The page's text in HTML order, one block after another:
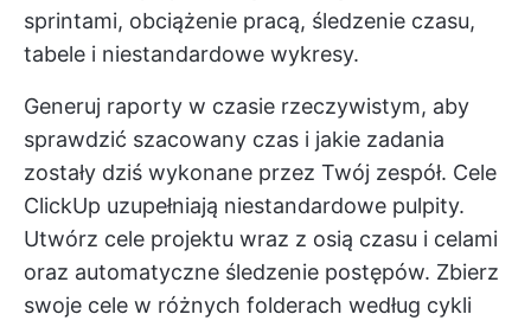
sprintami, obciążenie pracą, śledzenie czasu,
tabele i niestandardowe wykresy.
Generuj raporty w czasie rzeczywistym, aby
sprawdzić szacowany czas i jakie zadania
zostały dziś wykonane przez Twój zespół. Cele
ClickUp uzupełniają niestandardowe pulpity.
Utwórz cele projektu wraz z osią czasu i celami
oraz automatyczne śledzenie postępów. Zbierz
swoje cele w różnych folderach według cykli